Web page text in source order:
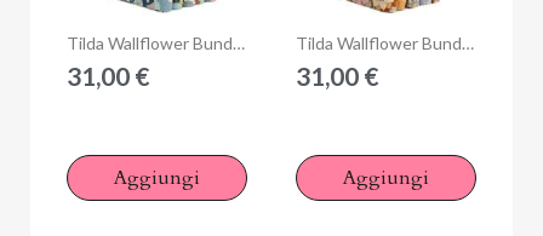
Anteprima Tilda Wallflower Bundle Blue, 5 Fat Quarter da 50 x 55 cm Blu
31,00 €
Aggiungi
Anteprima Tilda Wallflower Bundle Caramel, 5 Fat Quarter da 50 x 55 cm Marrone Caramello
31,00 €
Aggiungi